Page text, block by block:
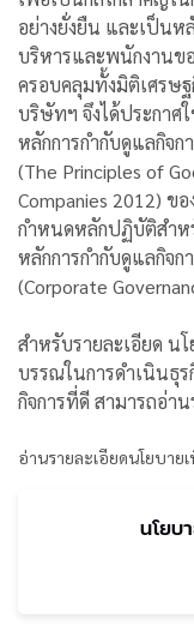
อย่างยั่งยืน และเป็นห
บริหารและพนักงานข
ครอบคลุมทั้งมิติเศรษ
บริษัทฯ จึงได้ประกาศ
หลักการกำกับดูแลกิจ
(The Principles of
Companies 2012) ข
กำหนดหลักปฏิบัติสำห
หลักการกำกับดูแลกิจ
(Corporate
สำหรับรายละเอียด น
บรรณในการดำเนินธุ
กิจการที่ดี สามารถอ่า
อ่านรายละเอียดนโยบาย
นโยบ